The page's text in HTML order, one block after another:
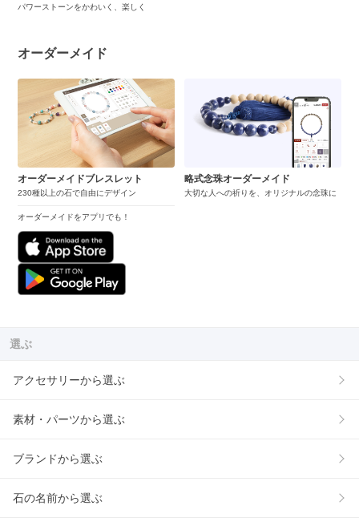
パワーストーンをかわいく、楽しく
オーダーメイド
オーダーメイドブレスレット
230種以上の石で自由にデザイン
オーダーメイドをアプリでも！
略式念珠オーダーメイド
大切な人への祈りを、オリジナルの念珠に
選ぶ
アクセサリーから選ぶ
素材・パーツから選ぶ
ブランドから選ぶ
石の名前から選ぶ